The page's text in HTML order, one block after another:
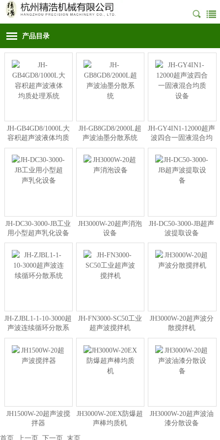
产品目录
JH-GB4GD8/1000L大
容积超声波液体均质
处理系统
JH-GB8GD8/2000L超
声波油墨分散系统
JH-GY4IN1-12000超声
波四合一固液混合均
质设备
JH-DC30-3000-JB工业
用小型超声乳化设备
JH3000W-20超声消泡
设备
JH-DC50-3000-JB超声
波提取设备
JH-ZJBL1-1-10-3000超
声波连续循环分散系
统
JH-FN3000-SC50工业
超声波搅拌机
JH3000W-20超声波分
散搅拌机
JH1500W-20超声波搅
拌器
JH3000W-20EX防爆超
声棒均质机
JH3000W-20超声波油
漆分散设备
首页 上一页 下一页 末页